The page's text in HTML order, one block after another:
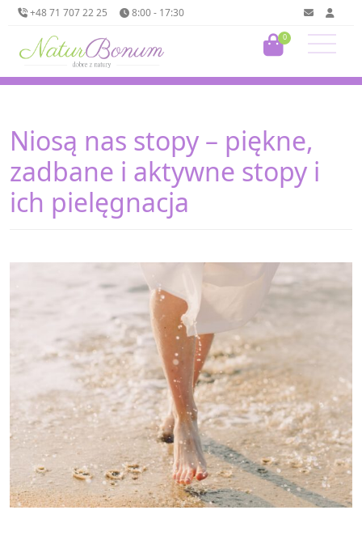
+48 71 707 22 25 8:00 - 17:30
0
Niosą nas stopy – piękne,
zadbane i aktywne stopy i
ich pielęgnacja